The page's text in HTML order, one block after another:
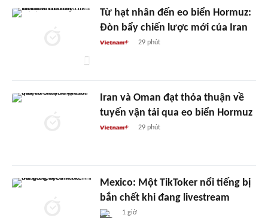
Từ hạt nhân đến eo biển Hormuz:
Đòn bẩy chiến lược mới của Iran
29 phút
Iran và Oman đạt thỏa thuận về
tuyến vận tải qua eo biển Hormuz
29 phút
Mexico: Một TikToker nổi tiếng bị
bắn chết khi đang livestream
1 giờ